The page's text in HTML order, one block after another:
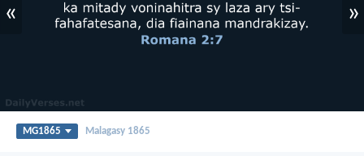
« »
MG1865 Malagasy 1865